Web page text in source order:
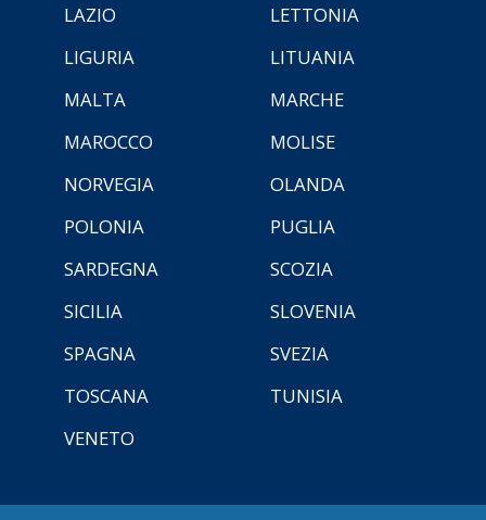
LAZIO
LETTONIA
LIGURIA
LITUANIA
MALTA
MARCHE
MAROCCO
MOLISE
NORVEGIA
OLANDA
POLONIA
PUGLIA
SARDEGNA
SCOZIA
SICILIA
SLOVENIA
SPAGNA
SVEZIA
TOSCANA
TUNISIA
VENETO